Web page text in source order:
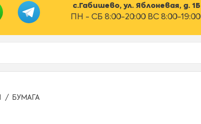
с.Габишево, ул. Яблоневая, д. 1Б
ПН - СБ 8:00-20:00 ВС 8:00-19:00
БУМАГА